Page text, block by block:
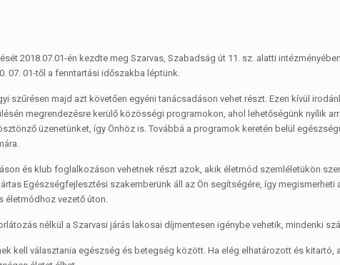
2018.07.01-én kezdte meg Szarvas, Szabadság út 11. sz. alatti
07. 01-től a fenntartási időszakba léptünk.
szűrésen majd azt követően egyéni tanácsadáson vehet részt. Ezen kívül
megrendezésre kerülő közösségi programokon, ahol lehetőségünk nyílik
üzenetünket, így Önhöz is. Továbbá a programok keretén belül
és klub foglalkozáson vehetnek részt azok, akik életmód szemléletükön
Egészségfejlesztési szakemberünk áll az Ön segítségére, így megismerheti
életmódhoz vezető úton.
nélkül a Szarvasi járás lakosai díjmentesen igénybe vehetik, mindenki
kell választania egészség és betegség között. Ha elég elhatározott és kitartó,